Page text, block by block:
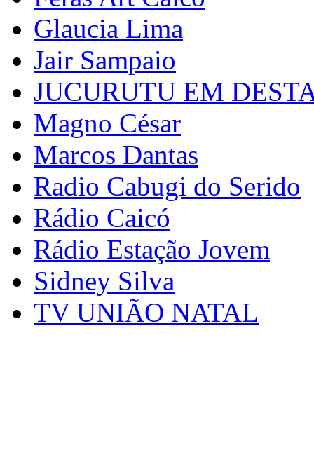
Glaucia Lima
Jair Sampaio
JUCURUTU EM
Magno César
Marcos Dantas
Radio Cabugi do Serido
Rádio Caicó
Rádio Estação Jovem
Sidney Silva
TV UNIÃO NATAL